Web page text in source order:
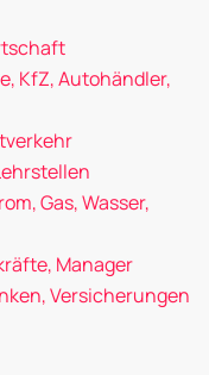
KfZ, Autohändler,
Gas, Wasser,
Manager
Versicherungen